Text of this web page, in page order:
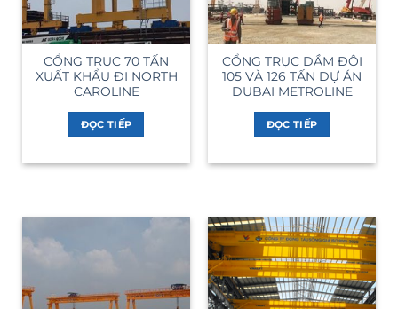
CỔNG TRỤC 70 TẤN
XUẤT KHẨU ĐI NORTH
CAROLINE
ĐỌC TIẾP
CỔNG TRỤC DẦM ĐÔI
105 VÀ 126 TẤN DỰ ÁN
DUBAI METROLINE
ĐỌC TIẾP